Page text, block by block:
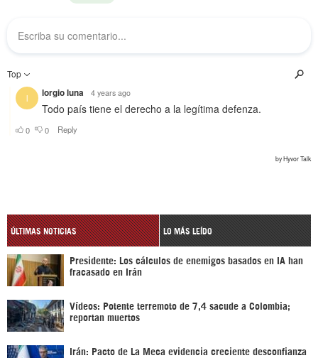
ÚLTIMAS NOTICIAS LO MÁS LEÍDO
Presidente: Los cálculos de enemigos basados en IA han
fracasado en Irán
Vídeos: Potente terremoto de 7,4 sacude a Colombia;
reportan muertos
Irán: Pacto de La Meca evidencia creciente desconfianza